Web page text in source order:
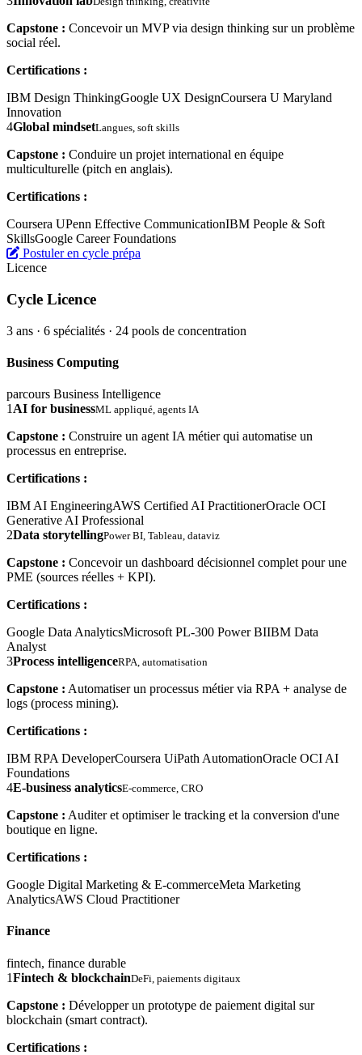
Capstone : Concevoir un MVP via design thinking sur un problème
social réel.
Certifications :
IBM Design ThinkingGoogle UX DesignCoursera U Maryland
Innovation
4Global mindsetLangues, soft skills
Capstone : Conduire un projet international en équipe
multiculturelle (pitch en anglais).
Certifications :
Coursera UPenn Effective CommunicationIBM People & Soft
SkillsGoogle Career Foundations
Postuler en cycle prépa
Licence
Cycle Licence
3 ans · 6 spécialités · 24 pools de concentration
Business Computing
parcours Business Intelligence
1 AI for businessML appliqué, agents IA
Capstone : Construire un agent IA métier qui automatise un
processus en entreprise.
Certifications :
IBM AI EngineeringAWS Certified AI PractitionerOracle OCI
Generative AI Professional
2Data storytellingPower BI, Tableau, dataviz
Capstone : Concevoir un dashboard décisionnel complet pour une
PME (sources réelles + KPI).
Certifications :
Google Data AnalyticsMicrosoft PL-300 Power BIIBM Data
Analyst
3Process intelligenceRPA, automatisation
Capstone : Automatiser un processus métier via RPA + analyse de
logs (process mining).
Certifications :
IBM RPA DeveloperCoursera UiPath AutomationOracle OCI AI
Foundations
4E-business analyticsE-commerce, CRO
Capstone : Auditer et optimiser le tracking et la conversion d'une
boutique en ligne.
Certifications :
Google Digital Marketing & E-commerceMeta Marketing
AnalyticsAWS Cloud Practitioner
Finance
fintech, finance durable
1Fintech & blockchainDeFi, paiements digitaux
Capstone : Développer un prototype de paiement digital sur
blockchain (smart contract).
Certifications :